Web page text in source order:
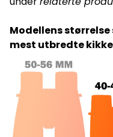
Modellens
mest utbredte